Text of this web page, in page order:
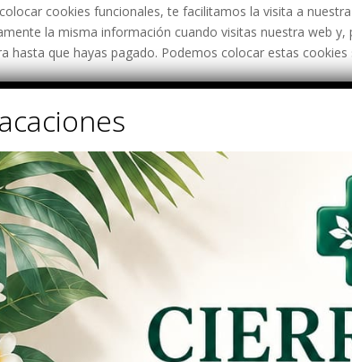
cookies funcionales, te facilitamos la visita a
la misma información cuando visitas nuestra web
hasta que hayas pagado. Podemos colocar estas
estadísticas
estadísticas para optimizar la experiencia de la web para
información sobre el uso de nuestra web. Te
de marketing/seguimiento
seguimiento son cookies, o cualquier otra forma
para mostrar publicidad o para hacer el seguimiento del
similares.